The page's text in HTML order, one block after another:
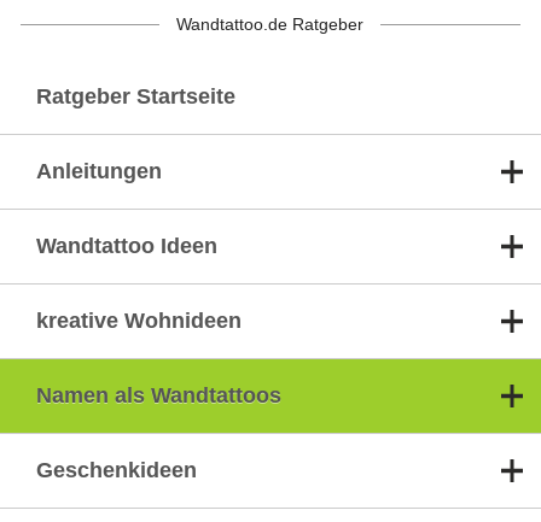
Wandtattoo.de Ratgeber
Ratgeber Startseite
Anleitungen
Wandtattoo Ideen
kreative Wohnideen
Namen als Wandtattoos
Geschenkideen